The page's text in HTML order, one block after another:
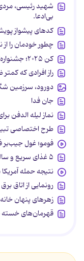
شهید رئیسی،
بی‌ادعا.
کدهای پیشواز
چطور خودمان را از نظر ذهنی ۳۸
کن ۲۰۲۵؛ جشنواره‌ای علیه خانواده
راز افرادی که
دورود، سرزمین
جان فدا
نماز لیله الدفن
طرح اختصاصی
فومو؛ غول
۵ غذای سریع و سالم برای طبیعت‌گردی
نتیجه حمله
رونمایی از اتاق
زهرهای پنهان
قهرمان‌های خسته